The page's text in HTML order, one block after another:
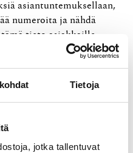
Tietoja
jotka tallentuvat
asiantuntemuksellaan,
numeroita ja nähdä
tieto asiakkaille